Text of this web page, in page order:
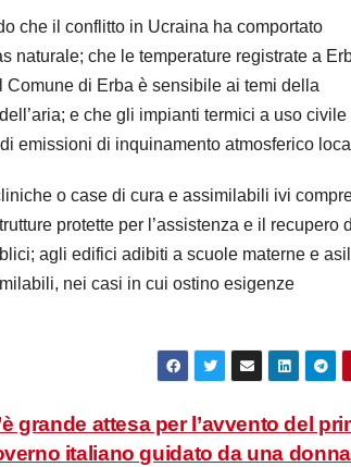
che il conflitto in Ucraina ha comportato
naturale; che le temperature registrate a
di Erba è sensibile ai temi della
e che gli impianti termici a uso civile
emissioni di inquinamento atmosferico
o case di cura e assimilabili ivi
protette per l’assistenza e il recupero
agli edifici adibiti a scuole materne e
nei casi in cui ostino esigenze
grande attesa per l’avvento del
italiano guidato da una